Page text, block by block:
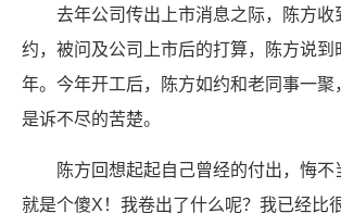
去年公司传出上市消息之际，陈方收
约，被问及公司上市后的打算，陈方说到
年。今年开工后，陈方如约和老同事一聚
是诉不尽的苦楚。
陈方回想起起自己曾经的付出，悔不
就是个傻X！我卷出了什么呢？我已经比